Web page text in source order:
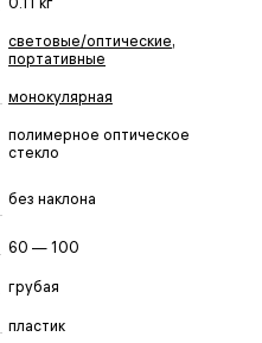
световые/оптические,
портативные
монокулярная
полимерное оптическое
стекло
без наклона
60 — 100
грубая
пластик